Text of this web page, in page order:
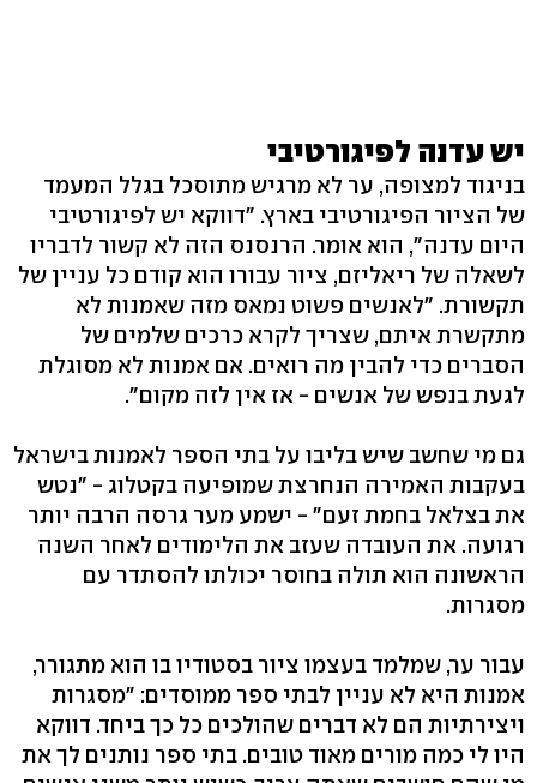
יש עדנה לפיגורטיבי
בניגוד למצופה, ער לא מרגיש מתוסכל בגלל המעמד
של הציור הפיגורטיבי בארץ. "דווקא יש לפיגורטיבי
היום עדנה", הוא אומר. הרנסנס הזה לא קשור לדבריו
לשאלה של ריאליזם, ציור עבורו הוא קודם כל עניין של
תקשורת. "לאנשים פשוט נמאס מזה שאמנות לא
מתקשרת איתם, שצריך לקרא כרכים שלמים של
הסברים כדי להבין מה רואים. אם אמנות לא מסוגלת
לגעת בנפש של אנשים - אז אין לזה מקום".
גם מי שחשב שיש בליבו על בתי הספר לאמנות בישראל
בעקבות האמירה הנחרצת שמופיעה בקטלוג - "נטש
את בצלאל בחמת זעם" - ישמע מער גרסה הרבה יותר
רגועה. את העובדה שעזב את הלימודים לאחר השנה
הראשונה הוא תולה בחוסר יכולתו להסתדר עם
מסגרות.
עבור ער, שמלמד בעצמו ציור בסטודיו בו הוא מתגורר,
אמנות היא לא עניין לבתי ספר ממוסדים: "מסגרות
ויצירתיות הם לא דברים שהולכים כל כך ביחד. דווקא
היו לי כמה מורים מאוד טובים. בתי ספר נותנים לך את